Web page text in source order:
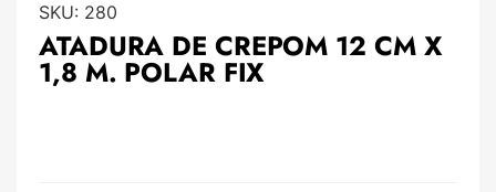
SKU: 280
ATADURA DE CREPOM 12 CM X
1,8 M. POLAR FIX